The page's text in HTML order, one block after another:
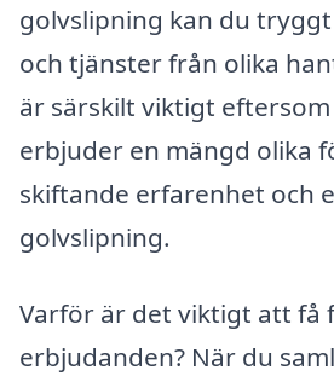
golvslipning kan du
och tjänster från olika
är särskilt viktigt
erbjuder en mängd olika
skiftande erfarenhet och
golvslipning.
Varför är det viktigt att få
erbjudanden? När du